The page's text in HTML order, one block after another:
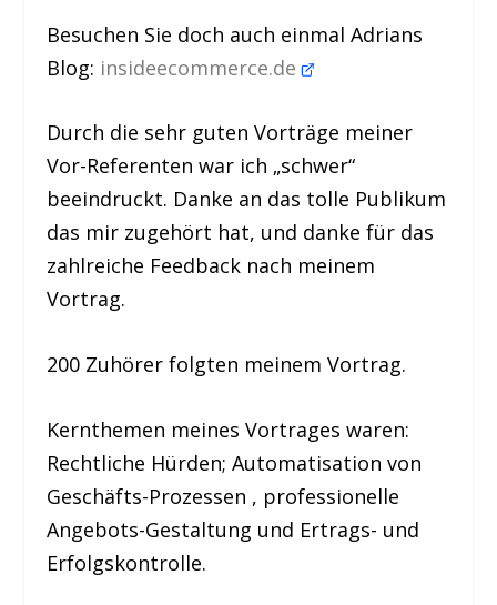
Besuchen Sie doch auch einmal Adrians
Blog: insideecommerce.de
Durch die sehr guten Vorträge meiner
Vor-Referenten war ich „schwer“
beeindruckt. Danke an das tolle Publikum
das mir zugehört hat, und danke für das
zahlreiche Feedback nach meinem
Vortrag.
200 Zuhörer folgten meinem Vortrag.
Kernthemen meines Vortrages waren:
Rechtliche Hürden; Automatisation von
Geschäfts-Prozessen , professionelle
Angebots-Gestaltung und Ertrags- und
Erfolgskontrolle.